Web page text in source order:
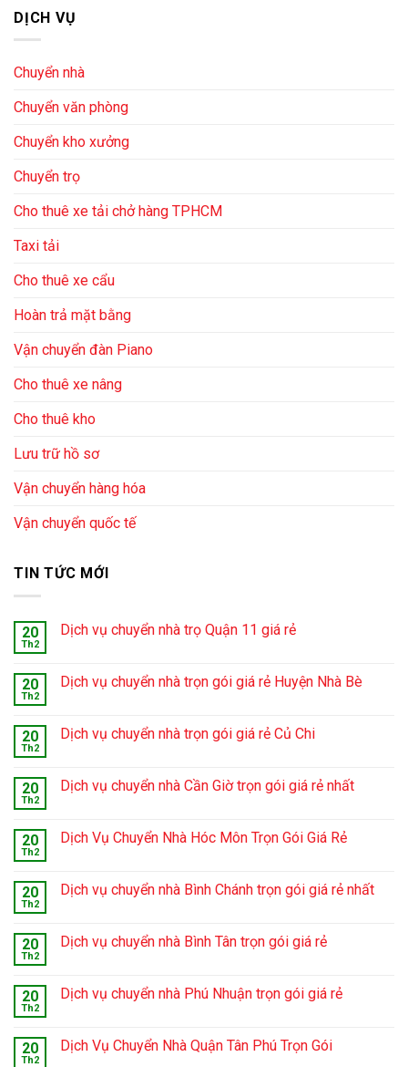
DỊCH VỤ
Chuyển nhà
Chuyển văn phòng
Chuyển kho xưởng
Chuyển trọ
Cho thuê xe tải chở hàng TPHCM
Taxi tải
Cho thuê xe cẩu
Hoàn trả mặt bằng
Vận chuyển đàn Piano
Cho thuê xe nâng
Cho thuê kho
Lưu trữ hồ sơ
Vận chuyển hàng hóa
Vận chuyển quốc tế
TIN TỨC MỚI
20
Th2
Dịch vụ chuyển nhà trọ Quận 11 giá rẻ
20
Th2
Dịch vụ chuyển nhà trọn gói giá rẻ Huyện Nhà Bè
20
Th2
Dịch vụ chuyển nhà trọn gói giá rẻ Củ Chi
20
Th2
Dịch vụ chuyển nhà Cần Giờ trọn gói giá rẻ nhất
20
Th2
Dịch Vụ Chuyển Nhà Hóc Môn Trọn Gói Giá Rẻ
20
Th2
Dịch vụ chuyển nhà Bình Chánh trọn gói giá rẻ nhất
20
Th2
Dịch vụ chuyển nhà Bình Tân trọn gói giá rẻ
20
Th2
Dịch vụ chuyển nhà Phú Nhuận trọn gói giá rẻ
20
Th2
Dịch Vụ Chuyển Nhà Quận Tân Phú Trọn Gói